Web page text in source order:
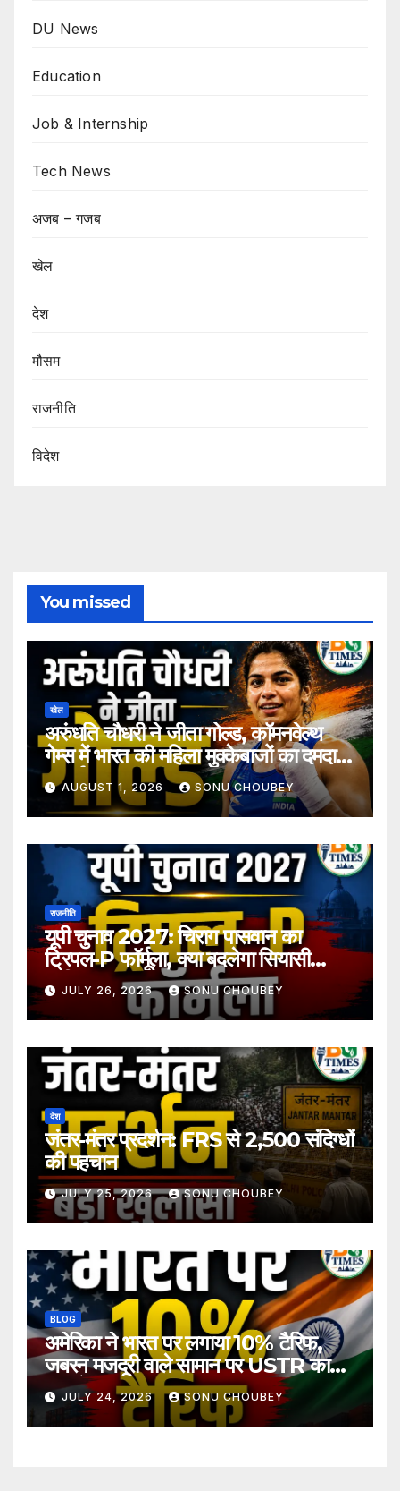
DU News
Education
Job & Internship
Tech News
अजब – गजब
खेल
देश
मौसम
राजनीति
विदेश
You missed
खेल
अरुंधति चौधरी ने जीता गोल्ड, कॉमनवेल्थ
गेम्स में भारत की महिला मुक्केबाजों का दमदार
प्रदर्शन
AUGUST 1, 2026 SONU CHOUBEY
राजनीति
यूपी चुनाव 2027: चिराग पासवान का
ट्रिपल-P फॉर्मूला, क्या बदलेगा सियासी
समीकरण?
JULY 26, 2026 SONU CHOUBEY
देश
जंतर-मंतर प्रदर्शन: FRS से 2,500 संदिग्धों
की पहचान
JULY 25, 2026 SONU CHOUBEY
BLOG
अमेरिका ने भारत पर लगाया 10% टैरिफ,
जबरन मजदूरी वाले सामान पर USTR का
बड़ा फैसला
JULY 24, 2026 SONU CHOUBEY